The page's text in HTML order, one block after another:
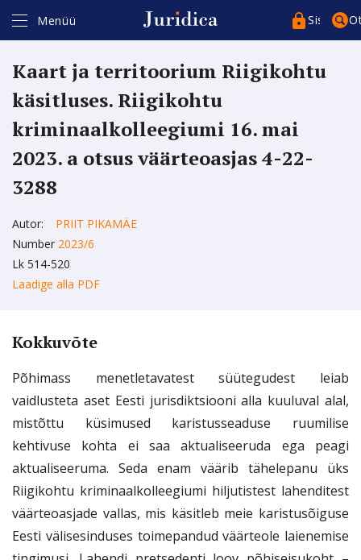
Menüü Sisenege
Kaart ja territoorium Riigikohtu
käsitluses. Riigikohtu
kriminaalkolleegiumi 16. mai
2023. a otsus väärteoasjas 4-22-
3288
Autor:
PRIIT PIKAMÄE
Number 2023/6
Lk 514-520
Laadige alla PDF
Kokkuvõte
Põhimass menetletavatest süütegudest leiab
vaidlusteta aset Eesti jurisdiktsiooni alla kuuluval alal,
mistõttu küsimused karistusseaduse ruumilise
kehtivuse kohta ei saa aktualiseeruda ega peagi
aktualiseeruma. Seda enam väärib tähelepanu üks
Riigikohtu kriminaalkolleegiumi hiljutistest lahenditest
väärteoasjade vallas, mis käsitleb meie karistusõiguse
Eesti välisesinduses toimepandud väärteole laienemise
Kasutajakonto*
Parool*
Kui teil ei ole kasutajakontot, siis registreerugesiin
Artikli ostmiseks ja lugemiseks peate kasutajakontosse sisse
logima isikukoodiga (ID-kaart, Mobiil-ID, Smart-ID).
Registreerudes täitke kindlasti isikukoodi väli.